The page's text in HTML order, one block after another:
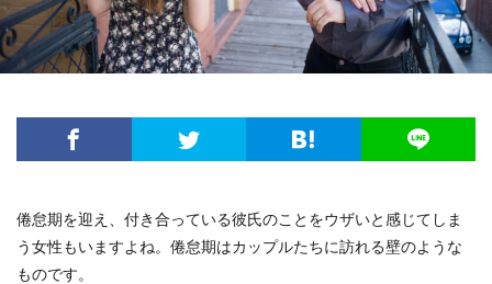
倦怠期を迎え、付き合っている彼氏のことをウザいと感じてしま
う女性もいますよね。倦怠期はカップルたちに訪れる壁のような
ものです。